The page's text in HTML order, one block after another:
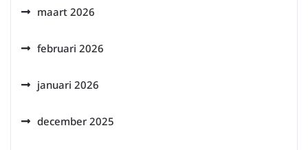
maart 2026
februari 2026
januari 2026
december 2025